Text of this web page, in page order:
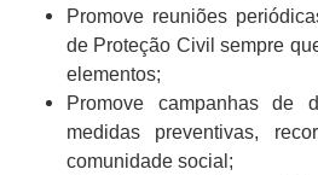
Promove reuniões
de Proteção Civil sempre
elementos;
Promove campanhas de
medidas preventivas,
comunidade social;